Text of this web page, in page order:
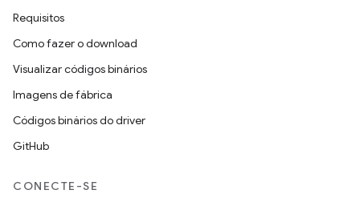
Requisitos
Como fazer o download
Visualizar códigos binários
Imagens de fábrica
Códigos binários do driver
GitHub
CONECTE-SE